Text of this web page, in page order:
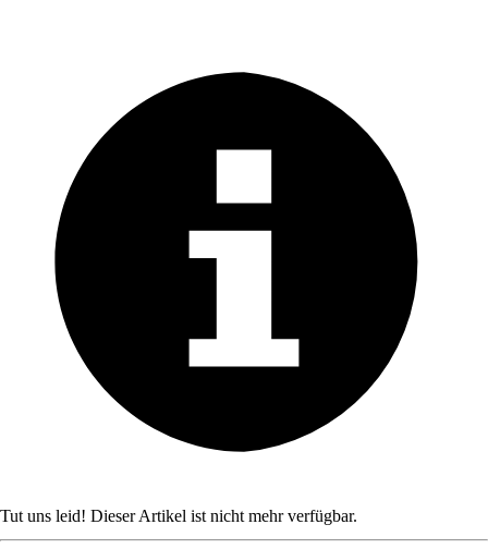
Tut uns leid! Dieser Artikel ist nicht mehr verfügbar.